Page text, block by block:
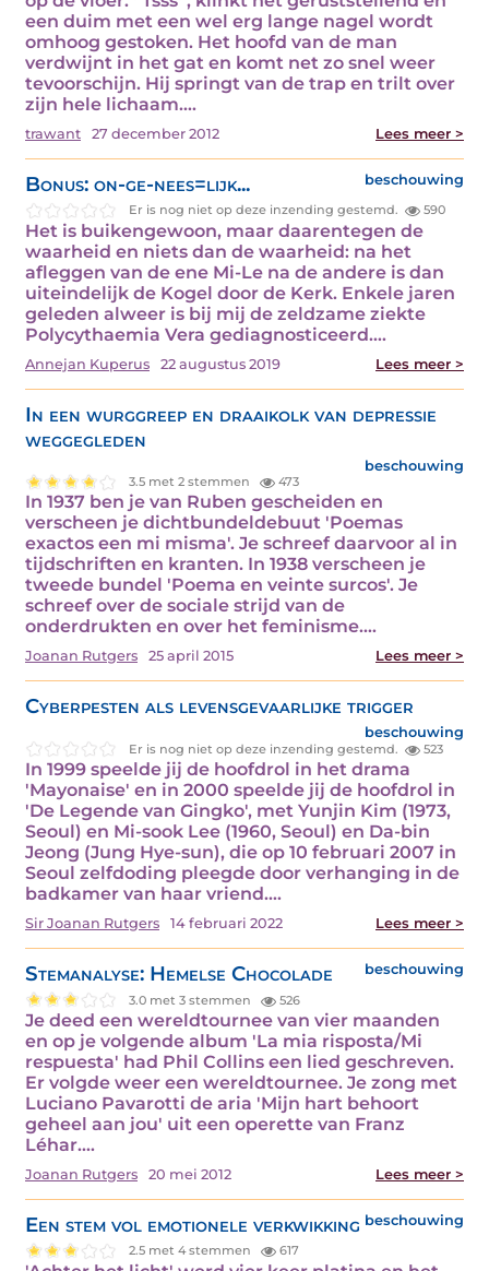
een duim met een wel erg lange nagel wordt
omhoog gestoken. Het hoofd van de man
verdwijnt in het gat en komt net zo snel weer
tevoorschijn. Hij springt van de trap en trilt over
zijn hele lichaam.…
trawant 27 december 2012 Lees meer >
Bonus: on-ge-nees=lijk... beschouwing
Er is nog niet op deze inzending gestemd. 590
Het is buikengewoon, maar daarentegen de
waarheid en niets dan de waarheid: na het
afleggen van de ene Mi-Le na de andere is dan
uiteindelijk de Kogel door de Kerk. Enkele jaren
geleden alweer is bij mij de zeldzame ziekte
Polycythaemia Vera gediagnosticeerd.…
Annejan Kuperus 22 augustus 2019 Lees meer >
In een wurggreep en draaikolk van depressie
weggegleden
beschouwing
3.5 met 2 stemmen 473
In 1937 ben je van Ruben gescheiden en
verscheen je dichtbundeldebuut 'Poemas
exactos een mi misma'. Je schreef daarvoor al in
tijdschriften en kranten. In 1938 verscheen je
tweede bundel 'Poema en veinte surcos'. Je
schreef over de sociale strijd van de
onderdrukten en over het feminisme.…
Joanan Rutgers 25 april 2015 Lees meer >
Cyberpesten als levensgevaarlijke trigger
beschouwing
Er is nog niet op deze inzending gestemd. 523
In 1999 speelde jij de hoofdrol in het drama
'Mayonaise' en in 2000 speelde jij de hoofdrol in
'De Legende van Gingko', met Yunjin Kim (1973,
Seoul) en Mi-sook Lee (1960, Seoul) en Da-bin
Jeong (Jung Hye-sun), die op 10 februari 2007 in
Seoul zelfdoding pleegde door verhanging in de
badkamer van haar vriend.…
Sir Joanan Rutgers 14 februari 2022 Lees meer >
Stemanalyse: Hemelse Chocolade beschouwing
3.0 met 3 stemmen 526
Je deed een wereldtournee van vier maanden
en op je volgende album 'La mia risposta/Mi
respuesta' had Phil Collins een lied geschreven.
Er volgde weer een wereldtournee. Je zong met
Luciano Pavarotti de aria 'Mijn hart behoort
geheel aan jou' uit een operette van Franz
Léhar.…
Joanan Rutgers 20 mei 2012 Lees meer >
Een stem vol emotionele verkwikking beschouwing
2.5 met 4 stemmen 617